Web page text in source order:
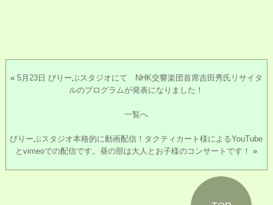
« 5月23日 びりーぶスタジオにて NHK交響楽団首席吉田秀氏リサイタ
ルのプログラムが発表になりました！
一覧へ
びりーぶスタジオ本格的に動画配信！タクティカート様によるYouTube
とvimeoでの配信です。昼の部は大人とお子様のコンサートです！
»